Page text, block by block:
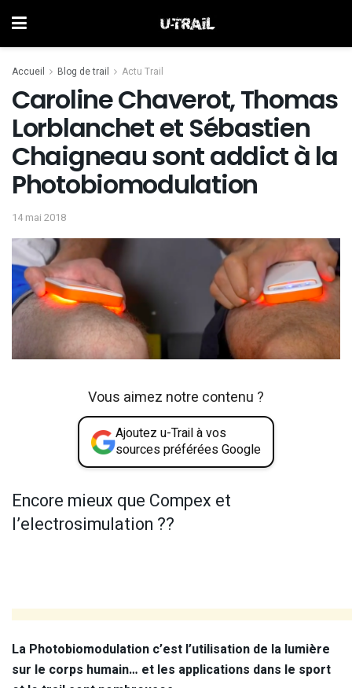
Accueil Blog de trail Actu Trail
Caroline Chaverot, Thomas
Lorblanchet et Sébastien
Chaigneau sont addict à la
Photobiomodulation
14 mai 2018
Vous aimez notre contenu ?
Ajoutez u-Trail à vos
sources préférées Google
Encore mieux que Compex et
l’electrosimulation ??
La Photobiomodulation c’est l’utilisation de la lumière
sur le corps humain… et les applications dans le sport